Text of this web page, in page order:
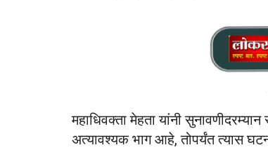
महाधिवक्ता मेहता यांनी
अत्यावश्यक भाग आहे, तोपर्यंत त्यास